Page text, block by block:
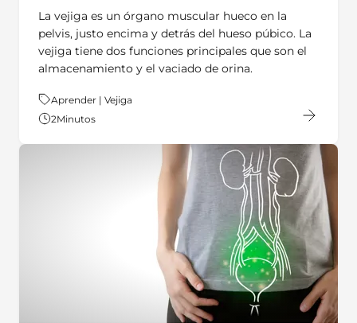
La vejiga es un órgano muscular hueco en la
pelvis, justo encima y detrás del hueso púbico. La
vejiga tiene dos funciones principales que son el
almacenamiento y el vaciado de orina.
Tema:
Aprender | Vejiga
2Minutos